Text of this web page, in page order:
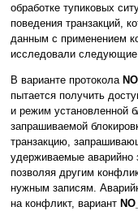
обработке тупиковых
поведения транзакций,
данным с применением
исследовали следующие
В варианте протокола
пытается получить
и режим установленной
запрашиваемой
транзакцию,
удерживаемые аварийно
позволяя другим
нужным записям.
на конфликт, вариант